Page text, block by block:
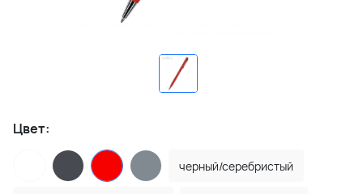
Цвет:
черный/серебристый